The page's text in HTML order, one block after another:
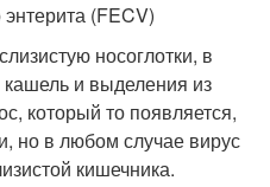
(FECV)
носоглотки, в
кашель и выделения из
который то появляется,
но в любом случае вирус
кишечника.